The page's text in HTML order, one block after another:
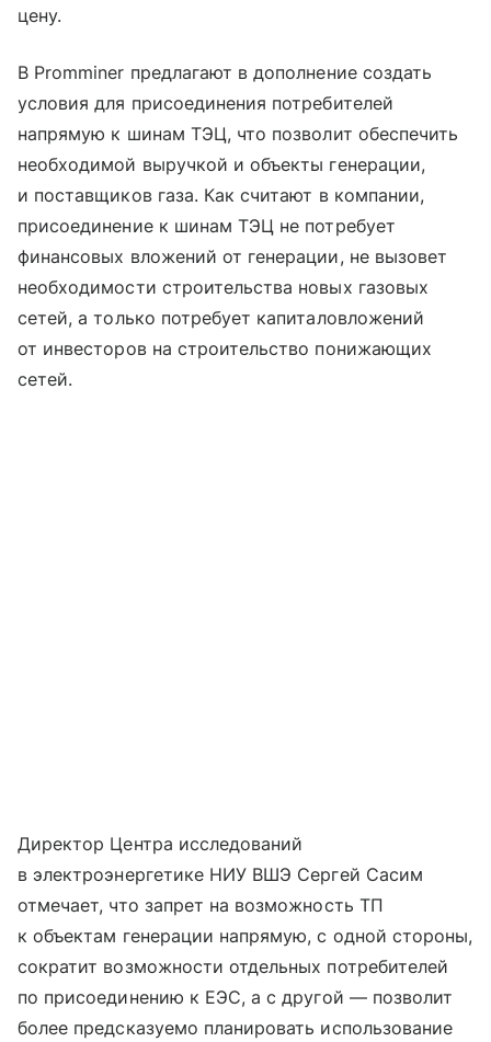
цену.
В Promminer предлагают в дополнение создать
условия для присоединения потребителей
напрямую к шинам ТЭЦ, что позволит обеспечить
необходимой выручкой и объекты генерации,
и поставщиков газа. Как считают в компании,
присоединение к шинам ТЭЦ не потребует
финансовых вложений от генерации, не вызовет
необходимости строительства новых газовых
сетей, а только потребует капиталовложений
от инвесторов на строительство понижающих
сетей.
Директор Центра исследований
в электроэнергетике НИУ ВШЭ Сергей Сасим
отмечает, что запрет на возможность ТП
к объектам генерации напрямую, с одной стороны,
сократит возможности отдельных потребителей
по присоединению к ЕЭС, а с другой — позволит
более предсказуемо планировать использование